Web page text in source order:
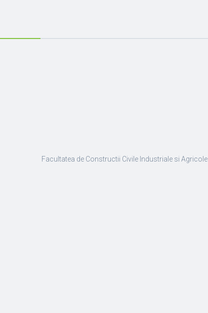
Facultatea de Constructii Civile Industriale si Agricole